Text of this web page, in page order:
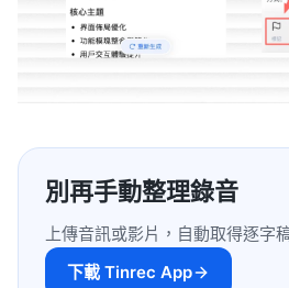
別再手動整理錄音
上傳音訊或影片，自動取得逐字
下載 Tinrec App